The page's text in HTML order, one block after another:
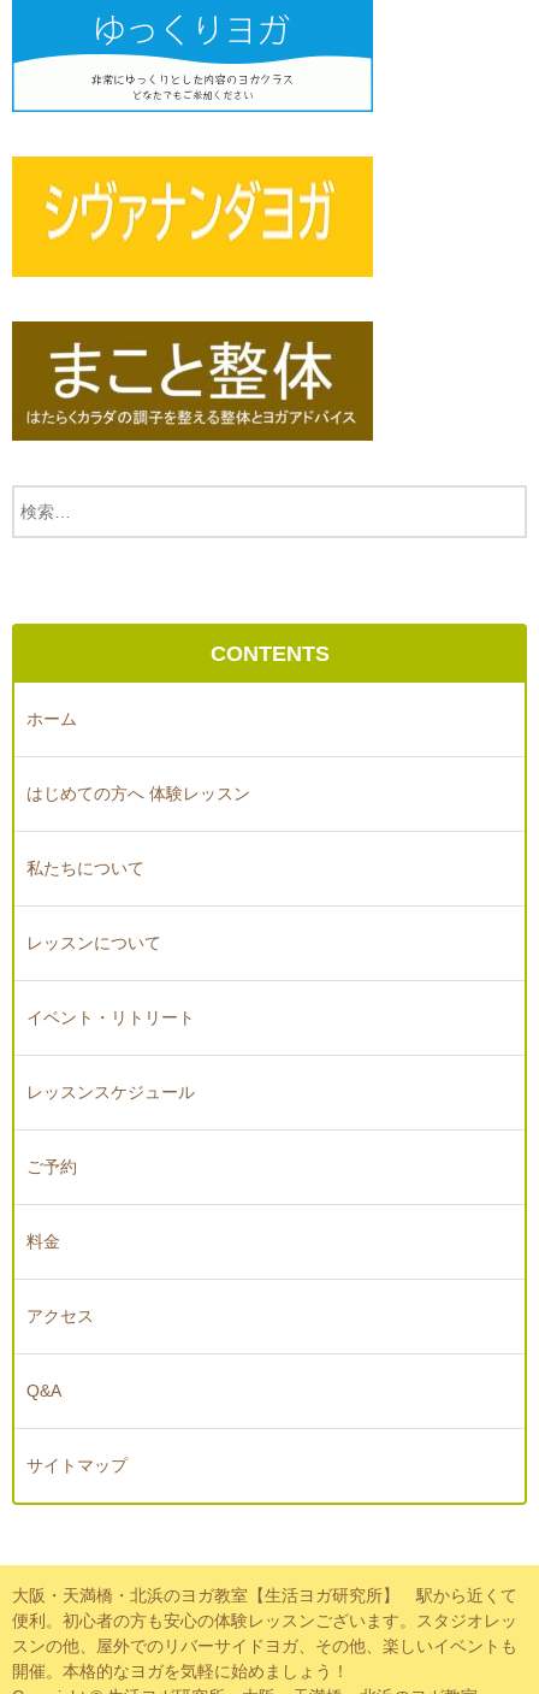
CONTENTS
ホーム
はじめての方へ 体験レッスン
私たちについて
レッスンについて
イベント・リトリート
レッスンスケジュール
ご予約
料金
アクセス
Q&A
サイトマップ
大阪・天満橋・北浜のヨガ教室【生活ヨガ研究所】 駅から近くて
便利。初心者の方も安心の体験レッスンございます。スタジオレッ
スンの他、屋外でのリバーサイドヨガ、その他、楽しいイベントも
開催。本格的なヨガを気軽に始めましょう！